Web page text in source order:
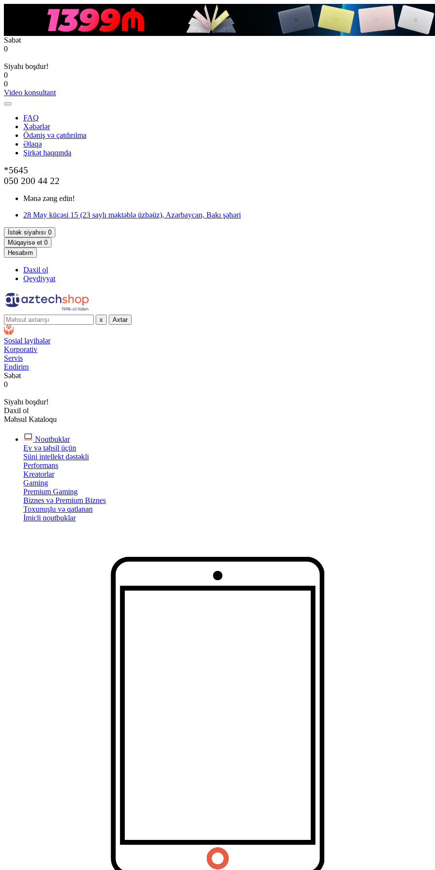
Səbət
0
Siyahı boşdur!
0
0
Video konsultant
FAQ
Xəbərlər
Ödəniş və çatdırılma
Əlaqə
Şirkət haqqında
*5645
050 200 44 22
Mənə zəng edin!
28 May küçəsi 15 (23 saylı məktəblə üzbəüz), Azərbaycan, Bakı şəhəri
İstək siyahısı 0
Müqayisə et 0
Hesabım
Daxil ol
Qeydiyyat
x Axtar
Sosial layihələr
Korporativ
Servis
Endirim
Səbət
0
Siyahı boşdur!
Daxil ol
Məhsul Kataloqu
Noutbuklar
Ev və təhsil üçün
Süni intellekt dəstəkli
Performans
Kreatorlar
Gaming
Premium Gaming
Biznes və Premium Biznes
Toxunuşlu və qatlanan
İmicli noutbuklar